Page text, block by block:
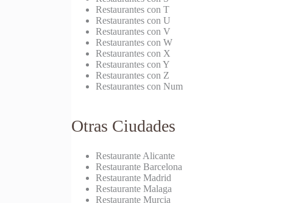
Restaurantes con T
Restaurantes con U
Restaurantes con V
Restaurantes con W
Restaurantes con X
Restaurantes con Y
Restaurantes con Z
Restaurantes con Num
Otras Ciudades
Restaurante Alicante
Restaurante Barcelona
Restaurante Madrid
Restaurante Malaga
Restaurante Murcia